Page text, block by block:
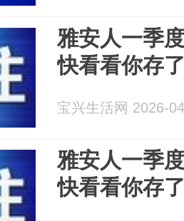
雅安人一季
快看看你存
宝兴生活网 2026-
雅安人一季
快看看你存